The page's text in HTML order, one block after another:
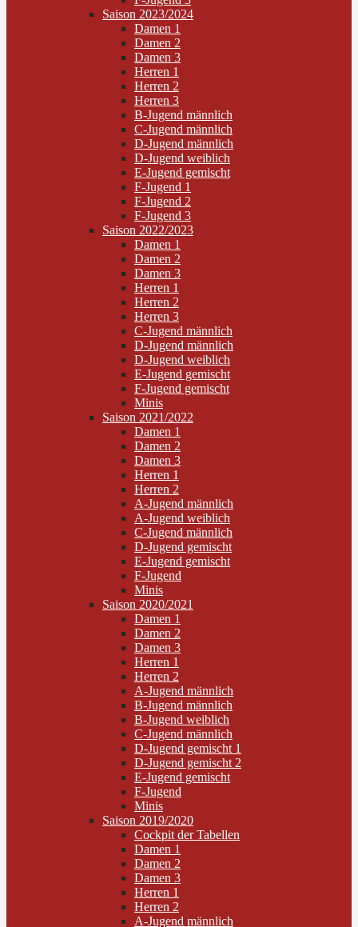
Saison 2023/2024
Damen 1
Damen 2
Damen 3
Herren 1
Herren 2
Herren 3
B-Jugend männlich
C-Jugend männlich
D-Jugend männlich
D-Jugend weiblich
E-Jugend gemischt
F-Jugend 1
F-Jugend 2
F-Jugend 3
Saison 2022/2023
Damen 1
Damen 2
Damen 3
Herren 1
Herren 2
Herren 3
C-Jugend männlich
D-Jugend männlich
D-Jugend weiblich
E-Jugend gemischt
F-Jugend gemischt
Minis
Saison 2021/2022
Damen 1
Damen 2
Damen 3
Herren 1
Herren 2
A-Jugend männlich
A-Jugend weiblich
C-Jugend männlich
D-Jugend gemischt
E-Jugend gemischt
F-Jugend
Minis
Saison 2020/2021
Damen 1
Damen 2
Damen 3
Herren 1
Herren 2
A-Jugend männlich
B-Jugend männlich
B-Jugend weiblich
C-Jugend männlich
D-Jugend gemischt 1
D-Jugend gemischt 2
E-Jugend gemischt
F-Jugend
Minis
Saison 2019/2020
Cockpit der Tabellen
Damen 1
Damen 2
Damen 3
Herren 1
Herren 2
A-Jugend männlich